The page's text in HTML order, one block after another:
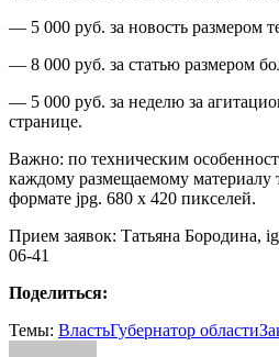
— 5 000 руб. за новость размером
— 8 000 руб. за статью размером
— 5 000 руб. за неделю за
странице.
Важно: по техническим
каждому размещаемому материалу
формате jpg. 680 х 420 пикселей.
Прием заявок: Татьяна Бородина,
06-41
Поделиться:
Темы: ВластьГубернатор области